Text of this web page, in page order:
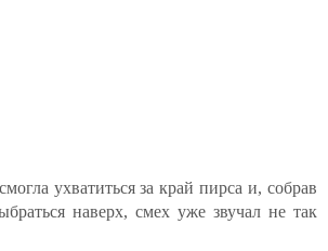
ухватиться за край пирса и, собрав
наверх, смех уже звучал не так